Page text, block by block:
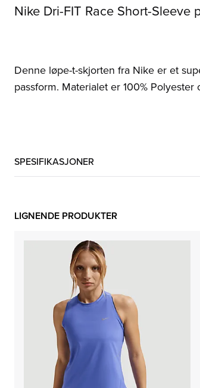
Nike Dri-FIT Race Short-
Denne løpe-t-skjorten fra Nike er et
passform. Materialet er 100%
SPESIFIKASJONER
LIGNENDE PRODUKTER